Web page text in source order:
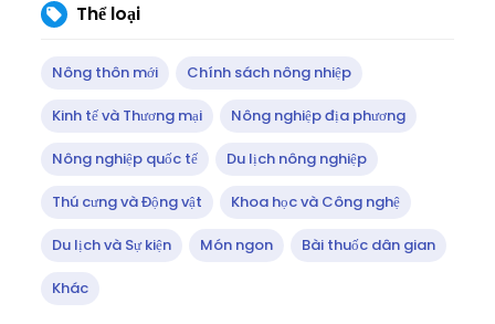
Thể loại
Nông thôn mới Chính sách nông nhiệp
Kinh tế và Thương mại Nông nghiệp địa phương
Nông nghiệp quốc tế Du lịch nông nghiệp
Thú cưng và Động vật Khoa học và Công nghệ
Du lịch và Sự kiện Món ngon Bài thuốc dân gian
Khác